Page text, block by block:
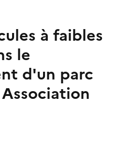
à faibles
le
d'un parc